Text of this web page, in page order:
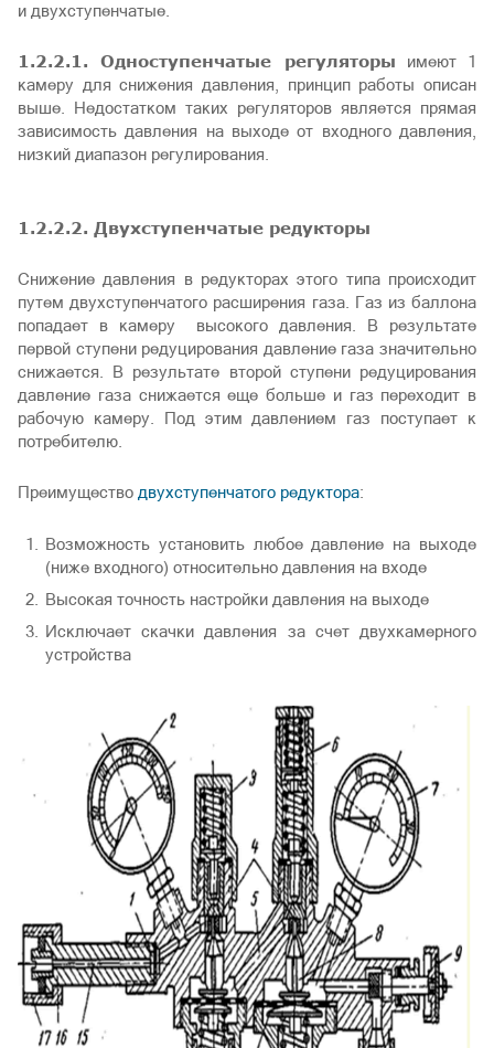
и двухступенчатые.
1.2.2.1. Одноступенчатые регуляторы имеют 1
камеру для снижения давления, принцип работы описан
выше. Недостатком таких регуляторов является прямая
зависимость давления на выходе от входного давления,
низкий диапазон регулирования.
1.2.2.2. Двухступенчатые редукторы
Снижение давления в редукторах этого типа происходит
путем двухступенчатого расширения газа. Газ из баллона
попадает в камеру высокого давления. В результате
первой ступени редуцирования давление газа значительно
снижается. В результате второй ступени редуцирования
давление газа снижается еще больше и газ переходит в
рабочую камеру. Под этим давлением газ поступает к
потребителю.
Преимущество двухступенчатого редуктора:
Возможность установить любое давление на выходе
(ниже входного) относительно давления на входе
Высокая точность настройки давления на выходе
Исключает скачки давления за счет двухкамерного
устройства